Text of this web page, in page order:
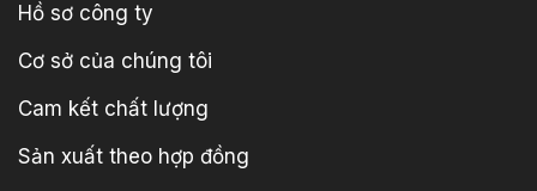
Hồ sơ công ty
Cơ sở của chúng tôi
Cam kết chất lượng
Sản xuất theo hợp đồng